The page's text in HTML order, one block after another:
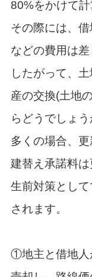
80%をかけて計
その際には、
などの費用は差
したがって、
産の交換(土地
らどうでしょう
多くの場合、更
建替え承諾料は
生前対策とし
されます。
①地主と借地人